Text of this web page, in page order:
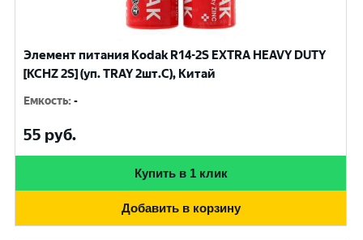
Элемент питания Kodak R14-2S EXTRA HEAVY DUTY
[KCHZ 2S] (уп. TRAY 2шт.C), Китай
Емкость:-
55 руб.
Купить в 1 клик
Добавить в корзину